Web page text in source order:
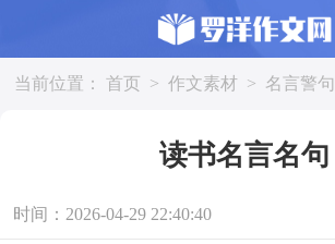
当前位置： 首页 > 作文素材 > 名言警句
读书名言名句
时间：2026-04-29 22:40:40